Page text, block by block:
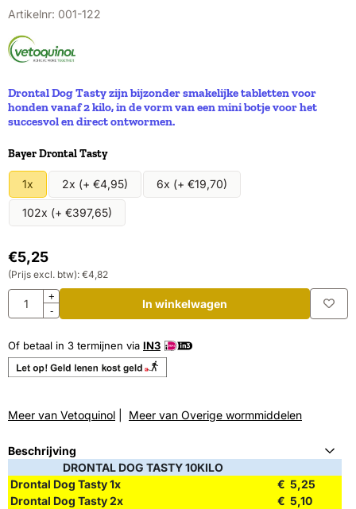
Artikelnr: 001-122
Drontal Dog Tasty zijn bijzonder smakelijke tabletten voor
honden vanaf 2 kilo, in de vorm van een mini botje voor het
succesvol en direct ontwormen.
Maak een keuze voor
Bayer Drontal Tasty
1x 2x (+ €4,95) 6x (+ €19,70)
102x (+ €397,65)
€5,25
(Prijs excl. btw): €4,82
Aantal
+
-
In winkelwagen
Of betaal in 3 termijnen via IN3
Meer van Vetoquinol Meer van Overige wormmiddelen
Beschrijving
DRONTAL DOG TASTY 10KILO
Drontal Dog Tasty 1x
€ 5,25
Drontal Dog Tasty 2x
€ 5,10